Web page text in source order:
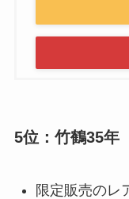
5位：竹鶴35年
限定販売のレ